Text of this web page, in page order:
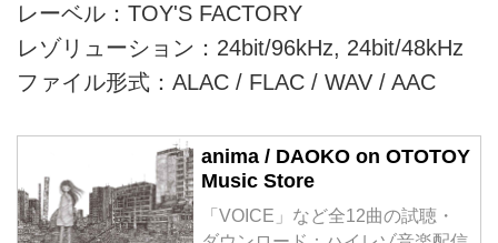
レーベル：TOY'S FACTORY
レゾリューション：24bit/96kHz, 24bit/48kHz
ファイル形式：ALAC / FLAC / WAV / AAC
anima / DAOKO on OTOTOY
Music Store
「VOICE」など全12曲の試聴・